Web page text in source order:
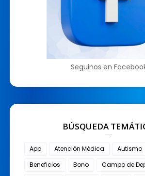
Seguinos en
BÚSQUEDA
App Atención Médica Autismo
Beneficios
Bono
Campo de